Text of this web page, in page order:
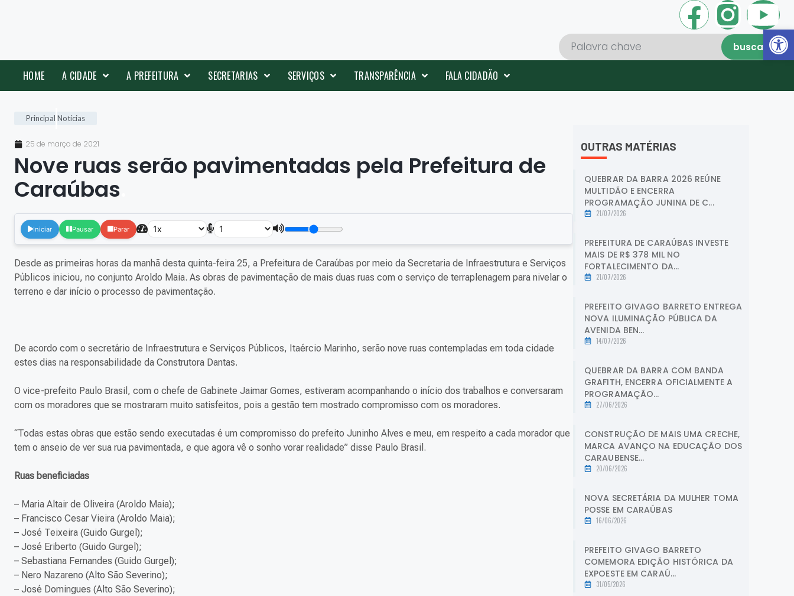
buscar
HOME A CIDADE A PREFEITURA SECRETARIAS SERVIÇOS TRANSPARÊNCIA FALA CIDADÃO
Principal Notícias
25 de março de 2021
Nove ruas serão pavimentadas pela Prefeitura de
Caraúbas
Iniciar Pausar Parar
Desde as primeiras horas da manhã desta quinta-feira 25, a Prefeitura de Caraúbas por meio da Secretaria de Infraestrutura e Serviços
Públicos iniciou, no conjunto Aroldo Maia. As obras de pavimentação de mais duas ruas com o serviço de terraplenagem para nivelar o
terreno e dar início o processo de pavimentação.
De acordo com o secretário de Infraestrutura e Serviços Públicos, Itaércio Marinho, serão nove ruas contempladas em toda cidade
estes dias na responsabilidade da Construtora Dantas.
O vice-prefeito Paulo Brasil, com o chefe de Gabinete Jaimar Gomes, estiveram acompanhando o início dos trabalhos e conversaram
com os moradores que se mostraram muito satisfeitos, pois a gestão tem mostrado compromisso com os moradores.
“Todas estas obras que estão sendo executadas é um compromisso do prefeito Juninho Alves e meu, em respeito a cada morador que
tem o anseio de ver sua rua pavimentada, e que agora vê o sonho vorar realidade” disse Paulo Brasil.
Ruas beneficiadas
– Maria Altair de Oliveira (Aroldo Maia);
– Francisco Cesar Vieira (Aroldo Maia);
– José Teixeira (Guido Gurgel);
– José Eriberto (Guido Gurgel);
– Sebastiana Fernandes (Guido Gurgel);
– Nero Nazareno (Alto São Severino);
– José Domingues (Alto São Severino);
OUTRAS MATÉRIAS
QUEBRAR DA BARRA 2026 REÚNE
MULTIDÃO E ENCERRA
PROGRAMAÇÃO JUNINA DE C...
21/07/2026
PREFEITURA DE CARAÚBAS INVESTE
MAIS DE R$ 378 MIL NO
FORTALECIMENTO DA...
21/07/2026
PREFEITO GIVAGO BARRETO ENTREGA
NOVA ILUMINAÇÃO PÚBLICA DA
AVENIDA BEN...
14/07/2026
QUEBRAR DA BARRA COM BANDA
GRAFITH, ENCERRA OFICIALMENTE A
PROGRAMAÇÃO...
27/06/2026
CONSTRUÇÃO DE MAIS UMA CRECHE,
MARCA AVANÇO NA EDUCAÇÃO DOS
CARAUBENSE...
20/06/2026
NOVA SECRETÁRIA DA MULHER TOMA
POSSE EM CARAÚBAS
16/06/2026
PREFEITO GIVAGO BARRETO
COMEMORA EDIÇÃO HISTÓRICA DA
EXPOESTE EM CARAÚ...
31/05/2026
Abrir